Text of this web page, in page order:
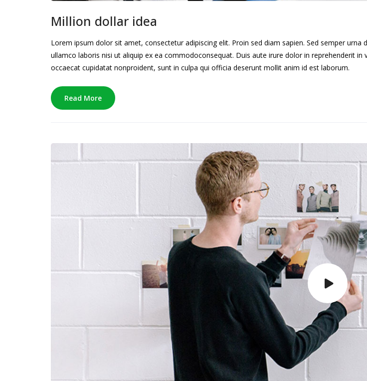
Million dollar idea
Lorem ipsum dolor sit amet, consectetur adipiscing elit. Proin sed diam sapien. Sed semper
ullamco laboris nisi ut aliquip ex ea commodoconsequat. Duis aute irure dolor in reprehenderit
occaecat cupidatat nonproident, sunt in culpa qui officia deserunt mollit anim id est laborum.
Read More